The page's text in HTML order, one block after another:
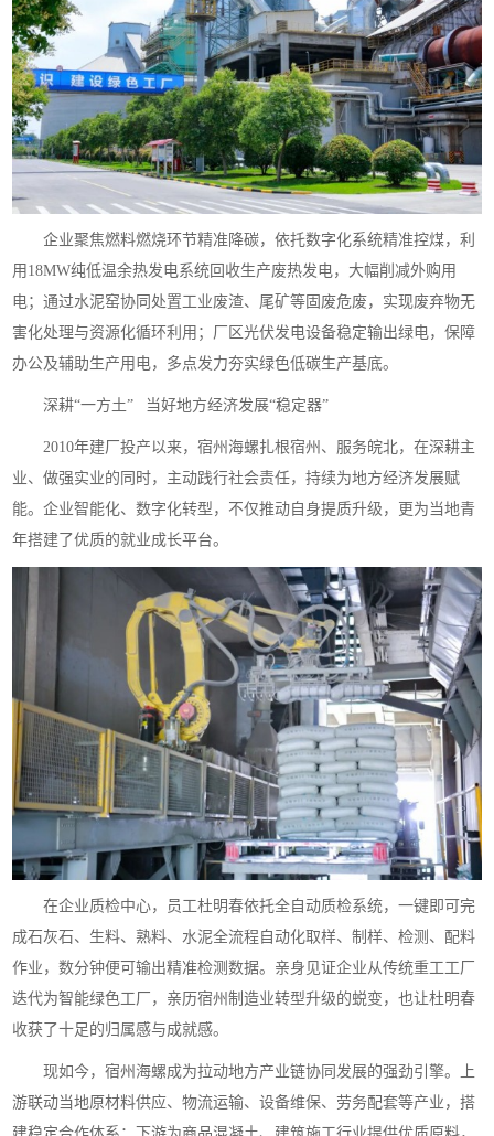
企业聚焦燃料燃烧环节精准降碳，依托数字化系统精准控煤，利
用18MW纯低温余热发电系统回收生产废热发电，大幅削减外购用
电；通过水泥窑协同处置工业废渣、尾矿等固废危废，实现废弃物无
害化处理与资源化循环利用；厂区光伏发电设备稳定输出绿电，保障
办公及辅助生产用电，多点发力夯实绿色低碳生产基底。
深耕“一方土” 当好地方经济发展“稳定器”
2010年建厂投产以来，宿州海螺扎根宿州、服务皖北，在深耕主
业、做强实业的同时，主动践行社会责任，持续为地方经济发展赋
能。企业智能化、数字化转型，不仅推动自身提质升级，更为当地青
年搭建了优质的就业成长平台。
在企业质检中心，员工杜明春依托全自动质检系统，一键即可完
成石灰石、生料、熟料、水泥全流程自动化取样、制样、检测、配料
作业，数分钟便可输出精准检测数据。亲身见证企业从传统重工工厂
迭代为智能绿色工厂，亲历宿州制造业转型升级的蜕变，也让杜明春
收获了十足的归属感与成就感。
现如今，宿州海螺成为拉动地方产业链协同发展的强劲引擎。上
游联动当地原材料供应、物流运输、设备维保、劳务配套等产业，搭